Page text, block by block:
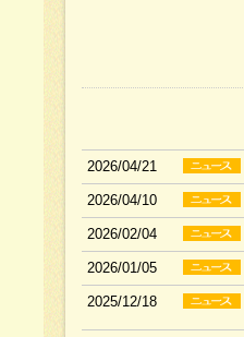
2026/04/21
2026/04/10
2026/02/04
2026/01/05
2025/12/18